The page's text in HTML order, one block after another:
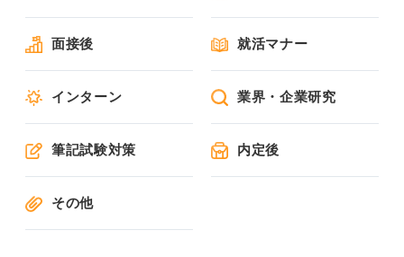
面接後 就活マナー
インターン 業界・企業研究
筆記試験対策 内定後
その他